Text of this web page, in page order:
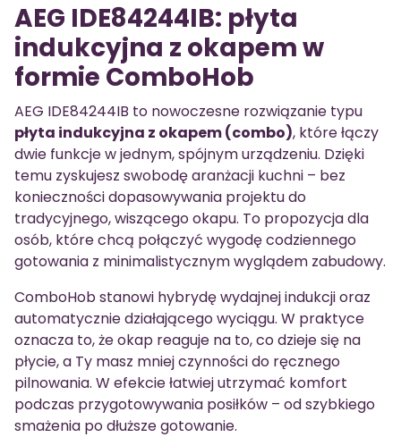
AEG IDE84244IB: płyta
indukcyjna z okapem w
formie ComboHob
AEG IDE84244IB to nowoczesne rozwiązanie typu
płyta indukcyjna z okapem (combo), które łączy
dwie funkcje w jednym, spójnym urządzeniu. Dzięki
temu zyskujesz swobodę aranżacji kuchni – bez
konieczności dopasowywania projektu do
tradycyjnego, wiszącego okapu. To propozycja dla
osób, które chcą połączyć wygodę codziennego
gotowania z minimalistycznym wyglądem zabudowy.
ComboHob stanowi hybrydę wydajnej indukcji oraz
automatycznie działającego wyciągu. W praktyce
oznacza to, że okap reaguje na to, co dzieje się na
płycie, a Ty masz mniej czynności do ręcznego
pilnowania. W efekcie łatwiej utrzymać komfort
podczas przygotowywania posiłków – od szybkiego
smażenia po dłuższe gotowanie.